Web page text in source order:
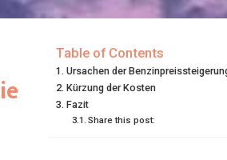
Table of Contents
Ursachen der
Kürzung der Kosten
Fazit
Share this post: